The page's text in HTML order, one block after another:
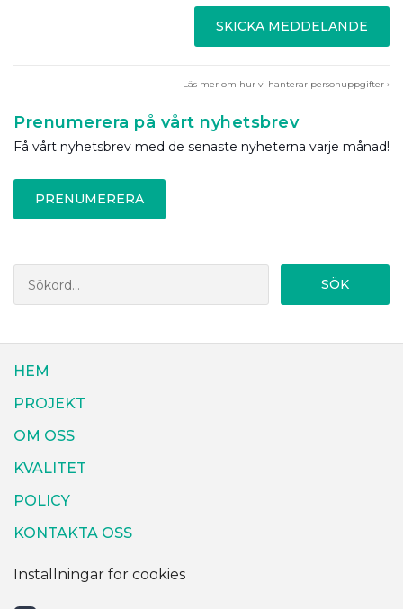
SKICKA MEDDELANDE
Läs mer om hur vi hanterar personuppgifter ›
Prenumerera på vårt nyhetsbrev
Få vårt nyhetsbrev med de senaste nyheterna varje månad!
PRENUMERERA
SÖK
HEM
PROJEKT
OM OSS
KVALITET
POLICY
KONTAKTA OSS
Inställningar för cookies